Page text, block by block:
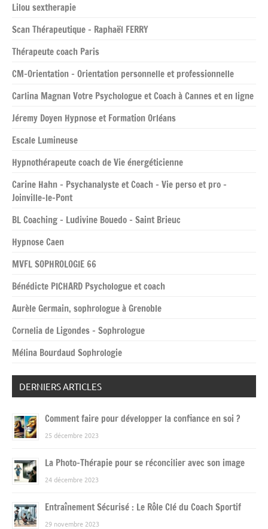
Lilou sextherapie
Scan Thérapeutique – Raphaël FERRY
Thérapeute coach Paris
CM-Orientation – Orientation personnelle et professionnelle
Carlina Magnan Votre Psychologue et Coach à Cannes et en ligne
Jéremy Doyen Hypnose et Formation Orléans
Escale Lumineuse
Hypnothérapeute coach de Vie énergéticienne
Carine Hahn – Psychanalyste et Coach – Vie perso et pro –
Joinville-le-Pont
BL Coaching – Ludivine Bouedo – Saint Brieuc
Hypnose Caen
MVFL SOPHROLOGIE 66
Bénédicte PICHARD Psychologue et coach
Aurèle Germain, sophrologue à Grenoble
Cornelia de Ligondes – Sophrologue
Mélina Bourdaud Sophrologie
DERNIERS ARTICLES
Comment faire pour développer la confiance en soi ?
25 décembre 2023
La Photo-Thérapie pour se réconcilier avec son image
24 décembre 2023
Entraînement Sécurisé : Le Rôle Clé du Coach Sportif
29 novembre 2023